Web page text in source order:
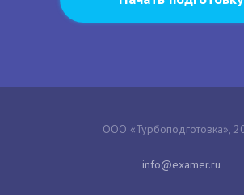
ООО «Турбоподготовка»,